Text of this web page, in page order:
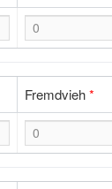
Fremdvieh*